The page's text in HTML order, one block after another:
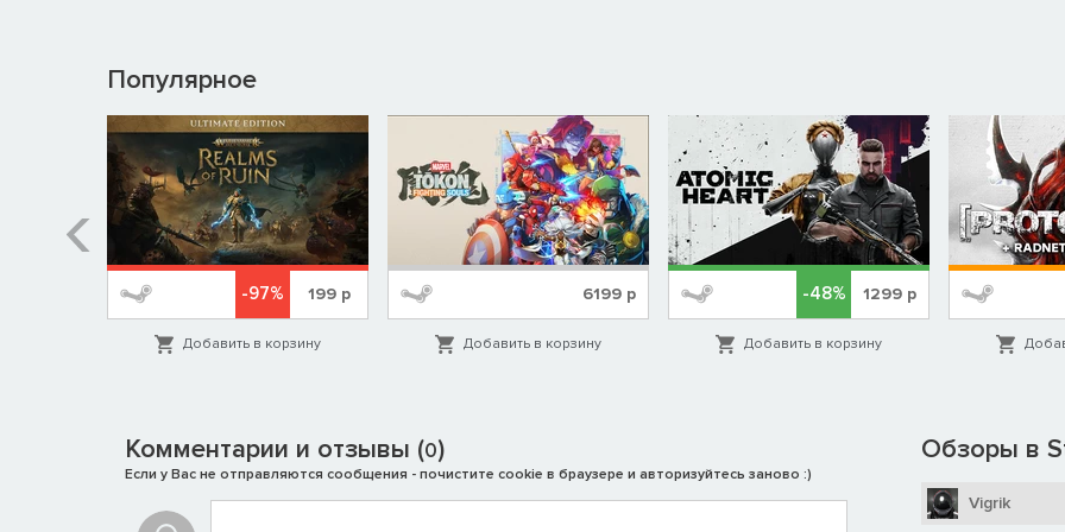
Вы начинаете игру на Земле в роли предводителя одной из тайных организаций, придерживающейся выбранной вами
Популярное
-97% 199р
Добавить в корзину
6199 р
Добавить в корзину
-48% 1299 р
Добавить в корзину
Комментарии и отзывы (0)
Если у Вас не отправляются сообщения - почистите cookie в браузере и авторизуйтесь заново :)
Обзоры в
Vigrik